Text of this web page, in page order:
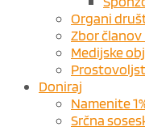
Organi
Zbor članov
Medijske
Doniraj
Namenite
Srčna